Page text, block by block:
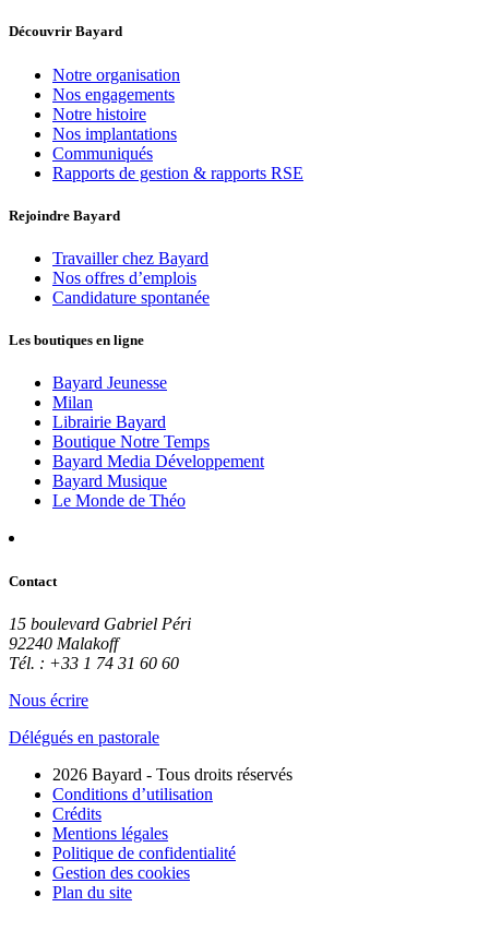
Découvrir Bayard
Notre organisation
Nos engagements
Notre histoire
Nos implantations
Communiqués
Rapports de gestion & rapports RSE
Rejoindre Bayard
Travailler chez Bayard
Nos offres d’emplois
Candidature spontanée
Les boutiques en ligne
Bayard Jeunesse
Milan
Librairie Bayard
Boutique Notre Temps
Bayard Media Développement
Bayard Musique
Le Monde de Théo
Contact
15 boulevard Gabriel Péri
92240 Malakoff
Tél. : +33 1 74 31 60 60
Nous écrire
Délégués en pastorale
2026 Bayard - Tous droits réservés
Conditions d’utilisation
Crédits
Mentions légales
Politique de confidentialité
Gestion des cookies
Plan du site